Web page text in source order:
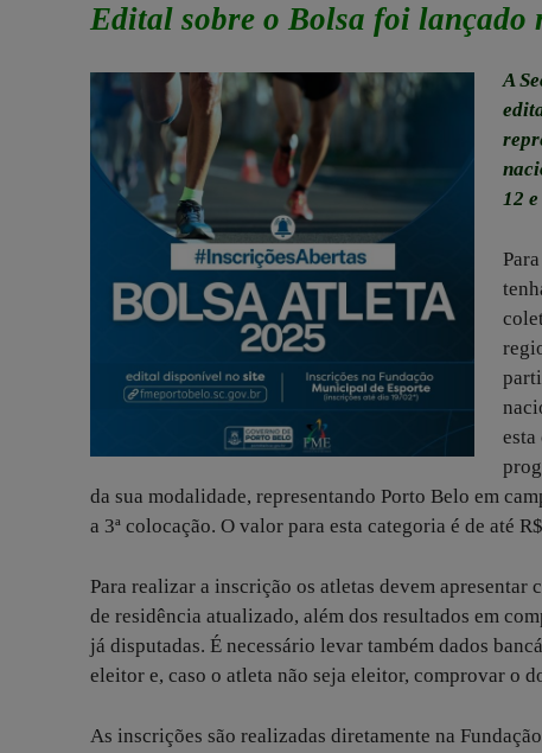
Edital sobre o Bolsa foi lançado
A
12
esta
da sua modalidade, representando Porto Belo em
a 3ª colocação. O valor para esta categoria é de até
Para realizar a inscrição os atletas devem
de residência atualizado, além dos resultados em
já disputadas. É necessário levar também dados
eleitor e, caso o atleta não seja eleitor, comprovar o
As inscrições são realizadas diretamente na